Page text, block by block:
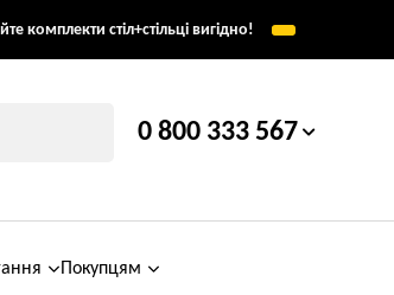
комплекти стіл+стільці вигідно!
0 800 333 567
Покупцям